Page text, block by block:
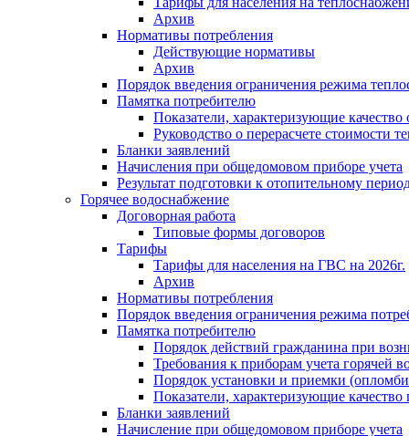
Архив
Нормативы потребления
Действующие нормативы
Архив
Порядок введения ограничения режима
Памятка потребителю
Показатели, характеризующие качество
Руководство о перерасчете стоимости
Бланки заявлений
Начисления при общедомовом приборе учета
Результат подготовки к отопительному
Горячее водоснабжение
Договорная работа
Типовые формы договоров
Тарифы
Тарифы для населения на ГВС на 2026г.
Архив
Нормативы потребления
Порядок введения ограничения режима
Памятка потребителю
Порядок действий гражданина при
Требования к приборам учета горячей
Порядок установки и приемки
Показатели, характеризующие качество
Бланки заявлений
Начисление при общедомовом приборе учета